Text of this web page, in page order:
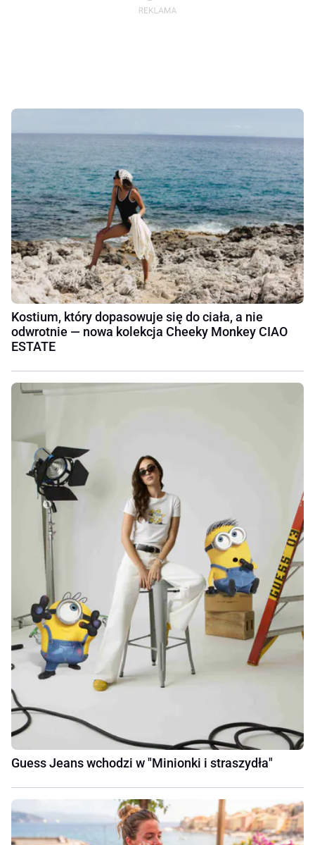
Kostium, który dopasowuje się do ciała, a nie
odwrotnie — nowa kolekcja Cheeky Monkey CIAO
ESTATE
Guess Jeans wchodzi w "Minionki i straszydła"